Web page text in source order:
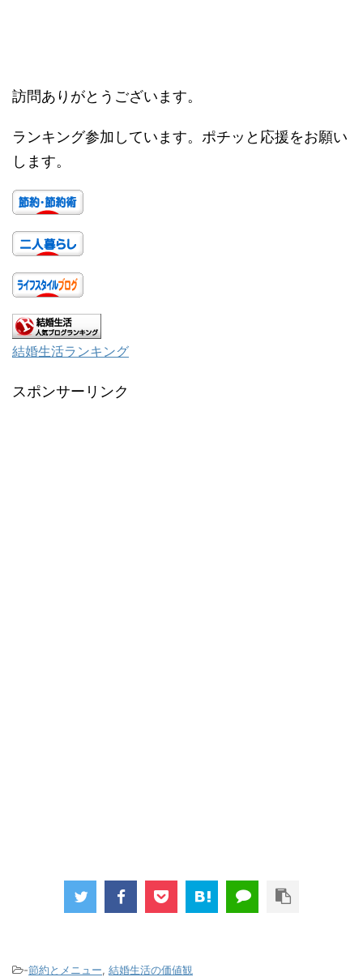
訪問ありがとうございます。
ランキング参加しています。ポチッと応援をお願い
します。
結婚生活ランキング
スポンサーリンク
-節約とメニュー, 結婚生活の価値観